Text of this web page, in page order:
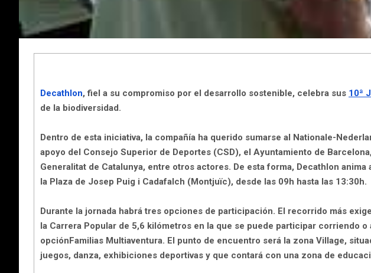
Decathlon, fiel a su compromiso por el desarrollo sostenible, celebra sus 10ª
de la biodiversidad.
Dentro de esta iniciativa, la compañía ha querido sumarse al Nationale-
apoyo del Consejo Superior de Deportes (CSD), el Ayuntamiento de
Generalitat de Catalunya, entre otros actores. De esta forma, Decathlon
la Plaza de Josep Puig i Cadafalch (Montjuïc), desde las 09h hasta las 13:30h.
Durante la jornada habrátres opciones de participación. El recorrido más
la Carrera Popular de 5,6 kilómetros en la que se puede participar corriendo o
opciónFamilias Multiaventura. El punto de encuentro será la zona Village,
juegos, danza, exhibiciones deportivas y que contará con una zona de